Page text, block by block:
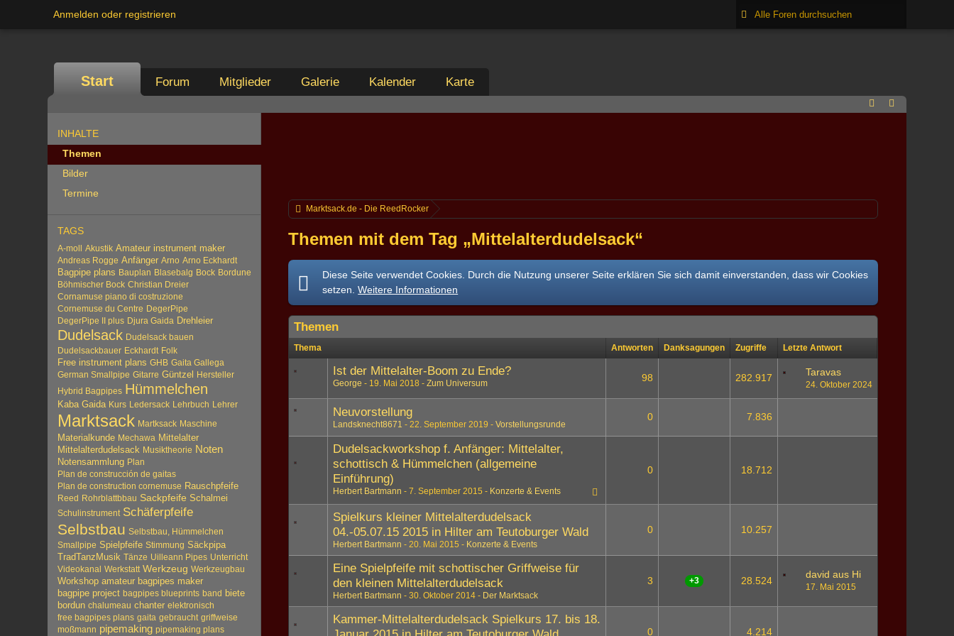
Anmelden oder registrieren
Start Forum Mitglieder Galerie Kalender Karte
INHALTE
Themen
Bilder
Termine
TAGS
A-moll Akustik Amateur instrument maker
Andreas Rogge Anfänger Arno Arno Eckhardt
Bagpipe plans Bauplan Blasebalg Bock Bordune
Böhmischer Bock Christian Dreier
Cornamuse piano di costruzione
Cornemuse du Centre DegerPipe
DegerPipe II plus Djura Gaida Drehleier
Dudelsack Dudelsack bauen
Dudelsackbauer Eckhardt Folk
Free instrument plans GHB Gaita Gallega
German Smallpipe Gitarre Güntzel
Hersteller
Hybrid Bagpipes Hümmelchen
Kaba Gaida Kurs Ledersack Lehrbuch Lehrer
Marktsack Martksack Maschine
Materialkunde Mechawa Mittelalter
Mittelalterdudelsack Musiktheorie Noten
Notensammlung Plan
Plan de construcción de gaitas
Plan de construction cornemuse Rauschpfeife
Reed Rohrblattbbau Sackpfeife Schalmei
Schulinstrument Schäferpfeife
Selbstbau Selbstbau, Hümmelchen
Smallpipe Spielpfeife Stimmung Säckpipa
TradTanzMusik Tänze Uilleann Pipes Unterricht
Videokanal Werkstatt Werkzeug Werkzeugbau
Workshop amateur bagpipes maker
bagpipe project bagpipes blueprints band biete
bordun chalumeau chanter elektronisch
free bagpipes plans gaita gebraucht griffweise
moßmann pipemaking pipemaking plans
Marktsack.de - Die ReedRocker
Themen mit dem Tag „Mittelalterdudelsack“
Diese Seite verwendet Cookies. Durch die Nutzung unserer Seite erklären Sie sich damit einverstanden, dass wir Cookies
setzen.Weitere Informationen
Themen
Thema Antworten Danksagungen Zugriffe Letzte Antwort
Ist der Mittelalter-Boom zu Ende?
George 19. Mai 2018 Zum Universum 98 282.917 Taravas
24. Oktober 2024
Neuvorstellung
Landsknecht8671 22. September 2019 Vorstellungsrunde
0 7.836
Dudelsackworkshop f. Anfänger: Mittelalter,
schottisch & Hümmelchen (allgemeine
Einführung)
Herbert Bartmann 7. September 2015 Konzerte & Events
0 18.712
Spielkurs kleiner Mittelalterdudelsack
04.-05.07.15 2015 in Hilter am Teutoburger Wald
Herbert Bartmann 20. Mai 2015 Konzerte & Events
0 10.257
Eine Spielpfeife mit schottischer Griffweise für
den kleinen Mittelalterdudelsack
Herbert Bartmann 30. Oktober 2014 Der Marktsack
3 +3 28.524
david aus Hi
17. Mai 2015
Kammer-Mittelalterdudelsack Spielkurs 17. bis 18.
0 4.214